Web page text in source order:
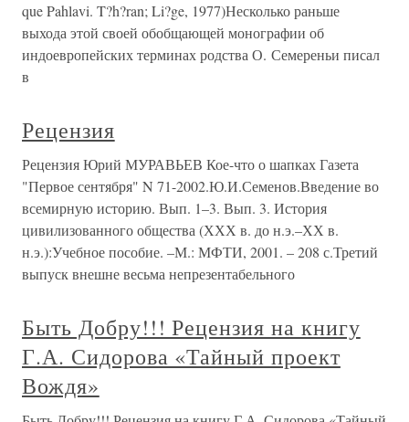
que Pahlavi. T?h?ran; Li?ge, 1977)Несколько раньше
выхода этой своей обобщающей монографии об
индоевропейских терминах родства О. Семереньи писал
в
Рецензия
Рецензия Юрий МУРАВЬЕВ Кое-что о шапках Газета
"Первое сентября" N 71-2002.Ю.И.Семенов.Введение во
всемирную историю. Вып. 1–3. Вып. 3. История
цивилизованного общества (ХХХ в. до н.э.–ХХ в.
н.э.):Учебное пособие. –М.: МФТИ, 2001. – 208 с.Третий
выпуск внешне весьма непрезентабельного
Быть Добру!!! Рецензия на книгу
Г.А. Сидорова «Тайный проект
Вождя»